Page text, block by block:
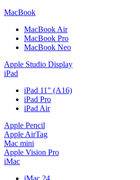
MacBook
MacBook Air
MacBook Pro
MacBook Neo
Apple Studio Display
iPad
iPad 11" (A16)
iPad Pro
iPad Air
Apple Pencil
Apple AirTag
Mac mini
Apple Vision Pro
iMac
iMac 24